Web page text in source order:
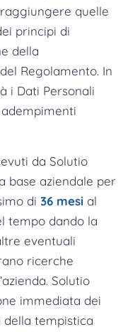
quelle
principi di
della
Regolamento. In
i Dati Personali
da Solutio
base aziendale per
di 36 mesi al
tempo dando la
eventuali
ricerche
Solutio
immediata dei
tempistica